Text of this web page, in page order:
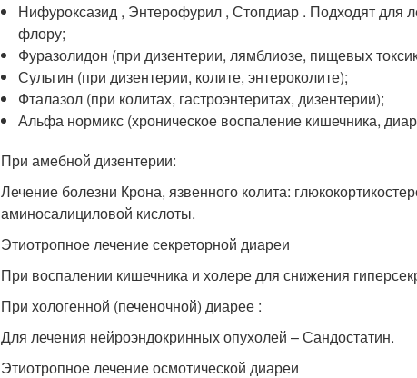
Нифуроксазид , Энтерофурил , Стопдиар . Подходят для
флору;
Фуразолидон (при дизентерии, лямблиозе, пищевых
Сульгин (при дизентерии, колите, энтероколите);
Фталазол (при колитах, гастроэнтеритах, дизентерии);
Альфа нормикс (хроническое воспаление кишечника,
При амебной дизентерии:
Лечение болезни Крона, язвенного колита:
аминосалициловой кислоты.
Этиотропное лечение секреторной диареи
При воспалении кишечника и холере для снижения
При хологенной (печеночной) диарее :
Для лечения нейроэндокринных опухолей – Сандостатин.
Этиотропное лечение осмотической диареи